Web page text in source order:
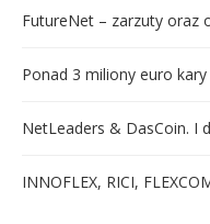
FutureNet – zarzuty oraz
Ponad 3 miliony euro
NetLeaders & DasCoin. I
INNOFLEX, RICI,